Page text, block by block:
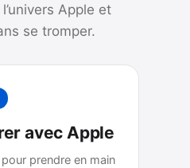
Apple et
se tromper.
avec Apple
prendre en main